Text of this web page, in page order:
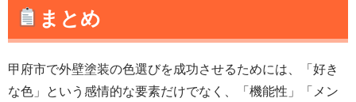
まとめ
甲府市で外壁塗装の色選びを成功させるためには、「好き
な色」という感情的な要素だけでなく、「機能性」「メン